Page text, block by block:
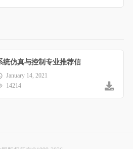
统仿真与控制专业推荐信
January 14, 2021
14214